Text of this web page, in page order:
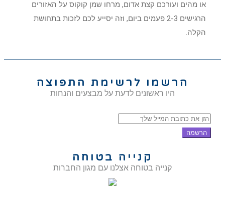
או מהים ועורכם קצת אדום, מרחו שמן קוקוס על האזורים
הרגישים 2-3 פעמים ביום, וזה יסייע לכם לזכות בתחושת
הקלה.
הרשמו לרשימת התפוצה
היו ראשונים לדעת על מבצעים והנחות
הרשמה
קנייה בטוחה
קנייה בטוחה אצלנו עם מגון החברות